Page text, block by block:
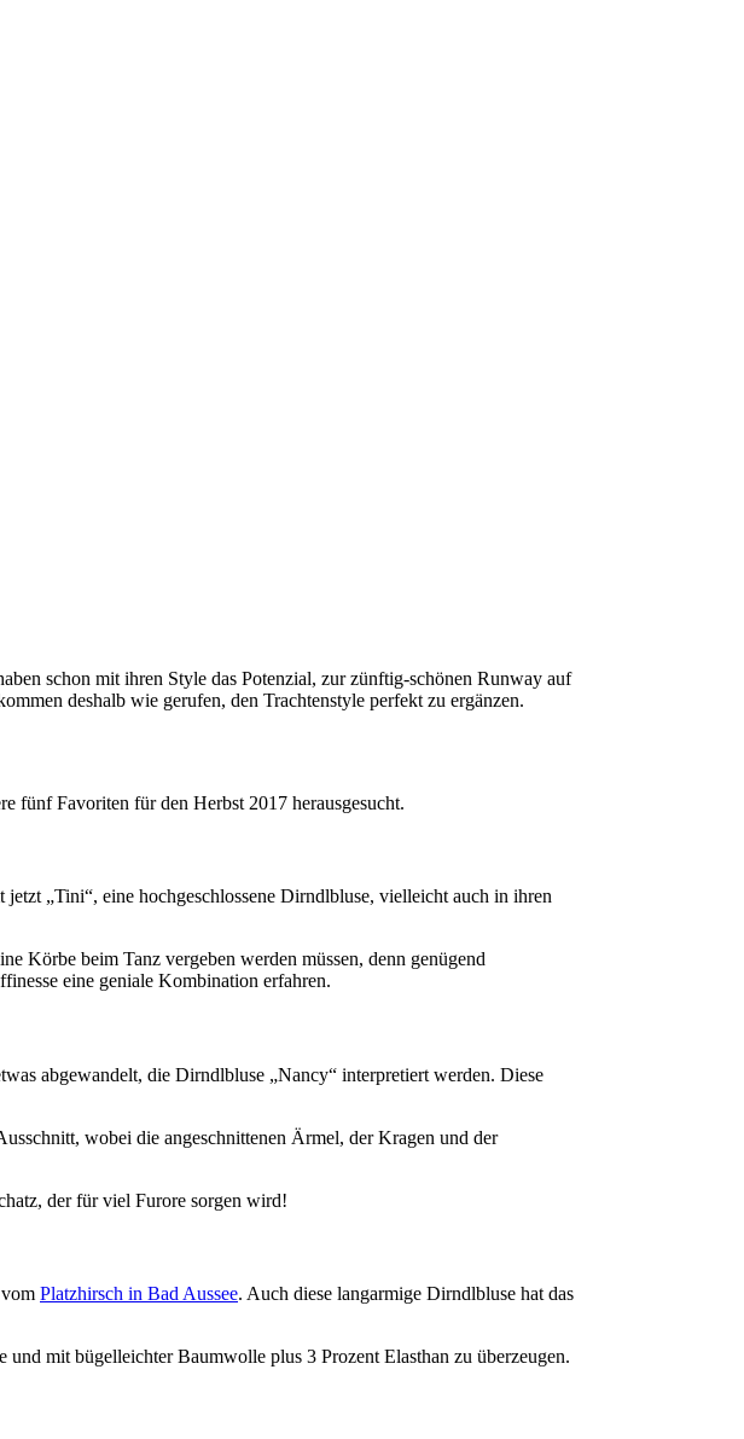
schon mit ihren Style das Potenzial, zur zünftig-schönen Runway auf
deshalb wie gerufen, den Trachtenstyle perfekt zu ergänzen.
fünf Favoriten für den Herbst 2017 herausgesucht.
„Tini“, eine hochgeschlossene Dirndlbluse, vielleicht auch in ihren
Körbe beim Tanz vergeben werden müssen, denn genügend
eine geniale Kombination erfahren.
abgewandelt, die Dirndlbluse „Nancy“ interpretiert werden. Diese
wobei die angeschnittenen Ärmel, der Kragen und der
der für viel Furore sorgen wird!
Platzhirsch in Bad Aussee. Auch diese langarmige Dirndlbluse hat das
mit bügelleichter Baumwolle plus 3 Prozent Elasthan zu überzeugen.